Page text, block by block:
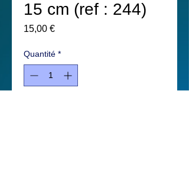
15 cm (ref : 244)
15,00 €Prix
Quantité *